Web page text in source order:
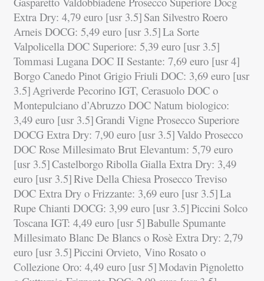
Extra Dry: 4,79 euro [usr 3.5] San Silvestro Roero
Arneis DOCG: 5,49 euro [usr 3.5]La Sorte
Valpolicella DOC Superiore: 5,39 euro [usr 3.5]
Tommasi Lugana DOC II Sestante: 7,69 euro [usr 4]
Borgo Canedo Pinot Grigio Friuli DOC: 3,69 euro [usr
3.5]Agriverde Pecorino IGT, Cerasuolo DOC o
Montepulciano d’Abruzzo DOC Natum biologico:
3,49 euro [usr 3.5]Grandi Vigne Prosecco Superiore
DOCG Extra Dry: 7,90 euro [usr 3.5]Valdo Prosecco
DOC Rose Millesimato Brut Elevantum: 5,79 euro
[usr 3.5]Castelborgo Ribolla Gialla Extra Dry: 3,49
euro [usr 3.5]Rive Della Chiesa Prosecco Treviso
DOC Extra Dry o Frizzante: 3,69 euro [usr 3.5]La
Rupe Chianti DOCG: 3,99 euro [usr 3.5]Piccini Solco
Toscana IGT: 4,49 euro [usr 5]Babulle Spumante
Millesimato Blanc De Blancs o Rosè Extra Dry: 2,79
euro [usr 3.5]Piccini Orvieto, Vino Rosato o
Collezione Oro: 4,49 euro [usr 5]Modavin Pignoletto